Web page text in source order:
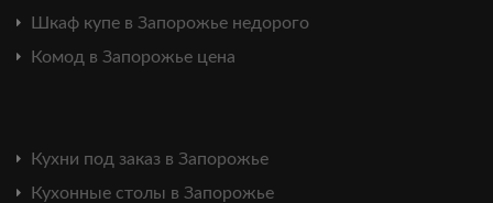
Шкаф купе в Запорожье недорого
Комод в Запорожье цена
Кухни под заказ в Запорожье
Кухонные столы в Запорожье